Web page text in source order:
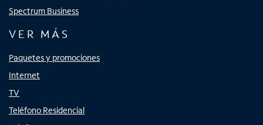
Spectrum Business
VER MÁS
Paquetes y promociones
Internet
TV
Teléfono Residencial